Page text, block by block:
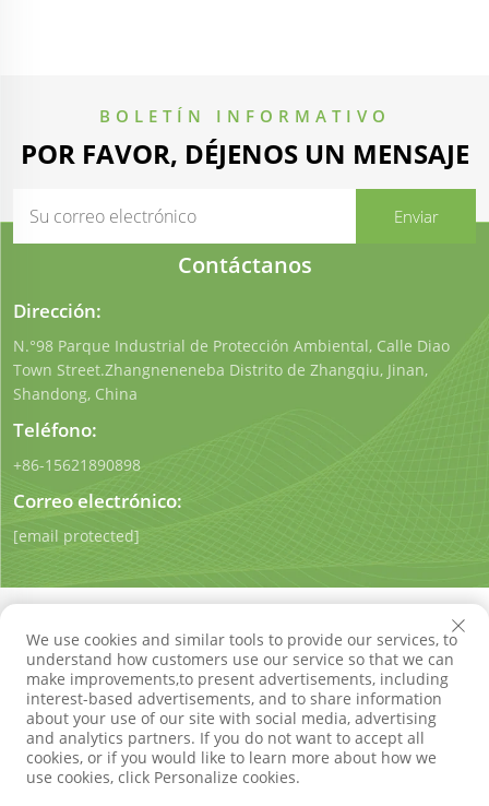
BOLETÍN INFORMATIVO
POR FAVOR, DÉJENOS UN MENSAJE
Contáctanos
Dirección:
N.°98 Parque Industrial de Protección Ambiental, Calle Diao
Town Street.Zhangneneneba Distrito de Zhangqiu, Jinan,
Shandong, China
Teléfono:
+86-15621890898
Correo electrónico:
[email protected]
Derechos de autor © Shandong Qigong Environmental
Protection Technology Co., Ltd. Todos los derechos
reservadosPolítica de privacidad Blog
We use cookies and similar tools to provide our services, to
understand how customers use our service so that we can
make improvements,to present advertisements, including
interest-based advertisements, and to share information
about your use of our site with social media, advertising
and analytics partners. If you do not want to accept all
cookies, or if you would like to learn more about how we
use cookies, click Personalize cookies.